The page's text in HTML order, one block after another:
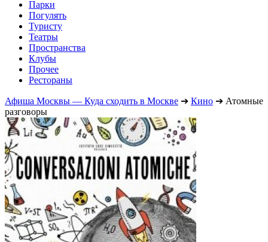
Парки
Погулять
Туристу
Театры
Пространства
Клубы
Прочее
Рестораны
Афиша Москвы — Куда сходить в Москве ➔ Кино ➔ Атомные
разговоры